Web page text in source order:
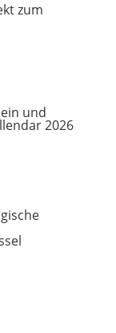
zum
und
2026